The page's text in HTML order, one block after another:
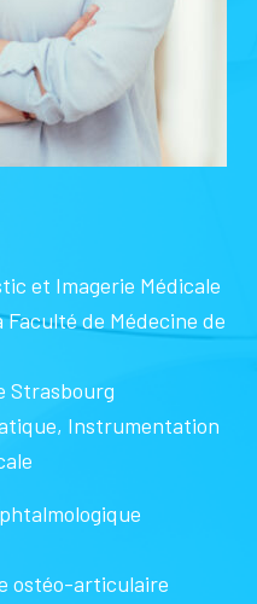
et Imagerie Médicale
de Médecine de
Strasbourg
Instrumentation
ostéo-articulaire